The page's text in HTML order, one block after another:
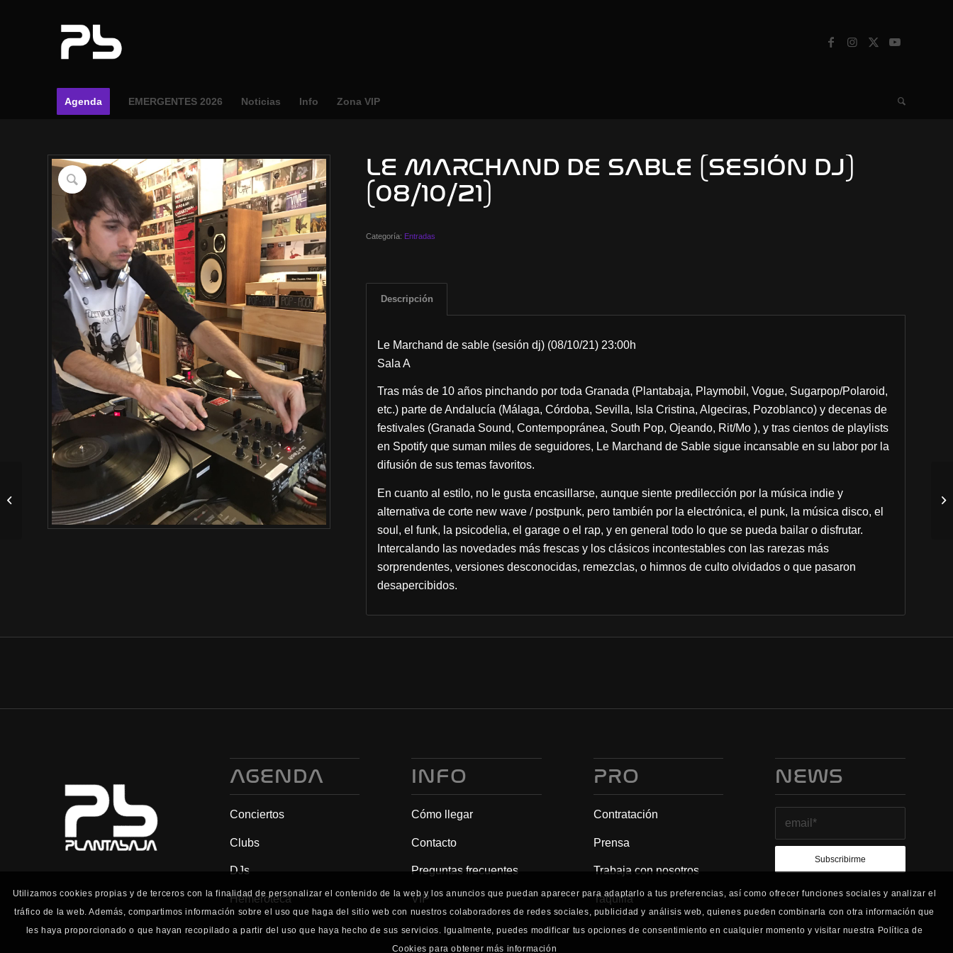
Agenda EMERGENTES 2026 Noticias Info Zona VIP
LE MARCHAND DE SABLE (SESIÓN DJ)
(08/10/21)
Categoría: Entradas
Descripción
Le Marchand de sable (sesión dj) (08/10/21) 23:00h
Sala A
Tras más de 10 años pinchando por toda Granada (Plantabaja, Playmobil, Vogue, Sugarpop/Polaroid,
etc.) parte de Andalucía (Málaga, Córdoba, Sevilla, Isla Cristina, Algeciras, Pozoblanco) y decenas de
festivales (Granada Sound, Contempopránea, South Pop, Ojeando, Rit/Mo ), y tras cientos de playlists
en Spotify que suman miles de seguidores, Le Marchand de Sable sigue incansable en su labor por la
difusión de sus temas favoritos.
En cuanto al estilo, no le gusta encasillarse, aunque siente predilección por la música indie y
alternativa de corte new wave / postpunk, pero también por la electrónica, el punk, la música disco, el
soul, el funk, la psicodelia, el garage o el rap, y en general todo lo que se pueda bailar o disfrutar.
Intercalando las novedades más frescas y los clásicos incontestables con las rarezas más
sorprendentes, versiones desconocidas, remezclas, o himnos de culto olvidados o que pasaron
desapercibidos.
AGENDA
Conciertos
Clubs
DJs
Hemeroteca
INFO
Cómo llegar
Contacto
Preguntas frecuentes
VIP
PRO
Contratación
Prensa
Trabaja con nosotros
Taquilla
NEWS
(07/10/21)
Utilizamos cookies propias y de terceros con la finalidad de personalizar el contenido de la web y los anuncios que puedan aparecer para adaptarlo a tus preferencias, así como ofrecer funciones sociales y analizar el
tráfico de la web. Además, compartimos información sobre el uso que haga del sitio web con nuestros colaboradores de redes sociales, publicidad y análisis web, quienes pueden combinarla con otra información que
les haya proporcionado o que hayan recopilado a partir del uso que haya hecho de sus servicios. Igualmente, puedes modificar tus opciones de consentimiento en cualquier momento y visitar nuestra Política de
Cookies para obtener más información